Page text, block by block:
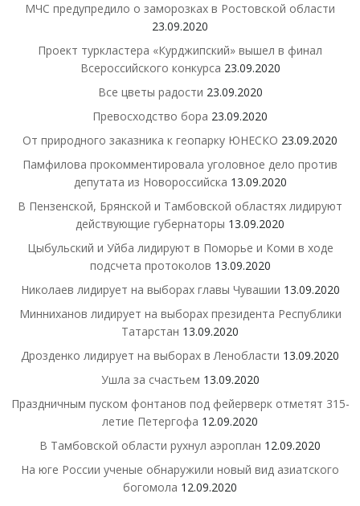
МЧС предупредило о заморозках в Ростовской области
23.09.2020
Проект туркластера «Курджипский» вышел в финал
Всероссийского конкурса 23.09.2020
Все цветы радости 23.09.2020
Превосходство бора 23.09.2020
От природного заказника к геопарку ЮНЕСКО 23.09.2020
Памфилова прокомментировала уголовное дело против
депутата из Новороссийска 13.09.2020
В Пензенской, Брянской и Тамбовской областях лидируют
действующие губернаторы 13.09.2020
Цыбульский и Уйба лидируют в Поморье и Коми в ходе
подсчета протоколов 13.09.2020
Николаев лидирует на выборах главы Чувашии 13.09.2020
Минниханов лидирует на выборах президента Республики
Татарстан 13.09.2020
Дрозденко лидирует на выборах в Ленобласти 13.09.2020
Ушла за счастьем 13.09.2020
Праздничным пуском фонтанов под фейерверк отметят 315-
летие Петергофа 12.09.2020
В Тамбовской области рухнул аэроплан 12.09.2020
На юге России ученые обнаружили новый вид азиатского
богомола 12.09.2020